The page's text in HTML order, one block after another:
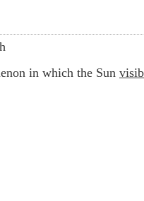
in which the Sun